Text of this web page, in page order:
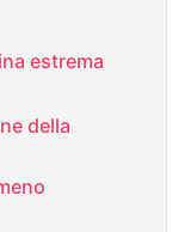
estrema
della